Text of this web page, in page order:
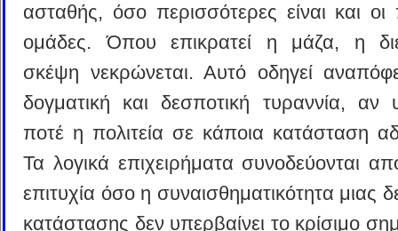
ασταθής, όσο περισσότερες είναι και οι
ομάδες. Όπου επικρατεί η μάζα, η
σκέψη νεκρώνεται. Αυτό οδηγεί
δογματική και δεσποτική τυραννία, αν
ποτέ η πολιτεία σε κάποια κατάσταση
Τα λογικά επιχειρήματα συνοδεύονται
επιτυχία όσο η συναισθηματικότητα μιας
κατάστασης δεν υπερβαίνει το κρίσιμο